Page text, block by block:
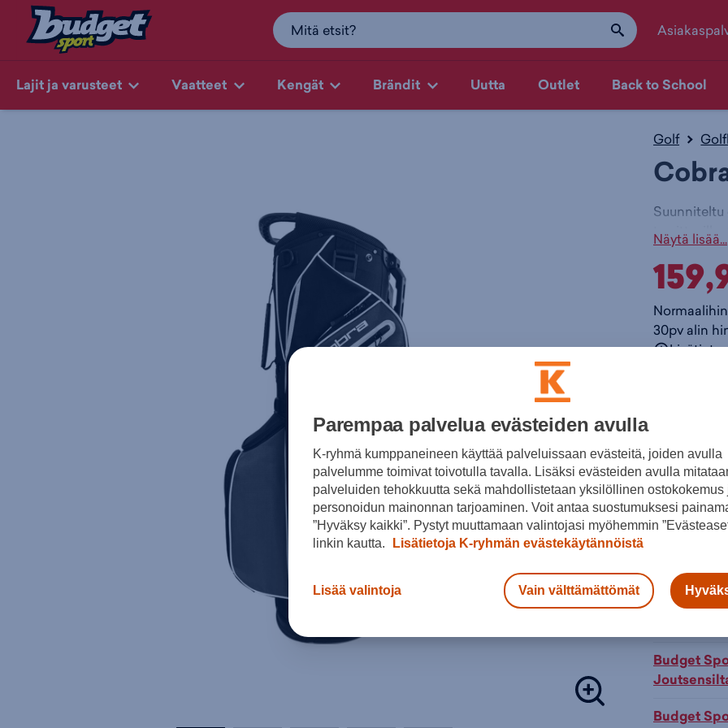
Lajit ja varusteet Vaatteet Kengät Brändit Uutta Outlet Back to School
Golf
Suunniteltu
tarvittavilla
kierrokselle
Kevyt:
Sopii
Väri: Musta(
Näytä lisää...
30pv alin
Musta
Tarkista
Budget
Budget
Budget
Parempaa palvelua evästeiden avulla
K-ryhmä kumppaneineen käyttää palveluissaan evästeitä, joiden avulla
palvelumme toimivat toivotulla tavalla. Lisäksi evästeiden avulla
palveluiden tehokkuutta sekä mahdollistetaan yksilöllinen ostokokemus
personoidun mainonnan tarjoaminen. Voit antaa suostumuksesi
”Hyväksy kaikki”. Pystyt muuttamaan valintojasi myöhemmin
linkin kautta.
Lisätietoja K-ryhmän evästekäytännöistä
Lisää valintoja Vain välttämättömät